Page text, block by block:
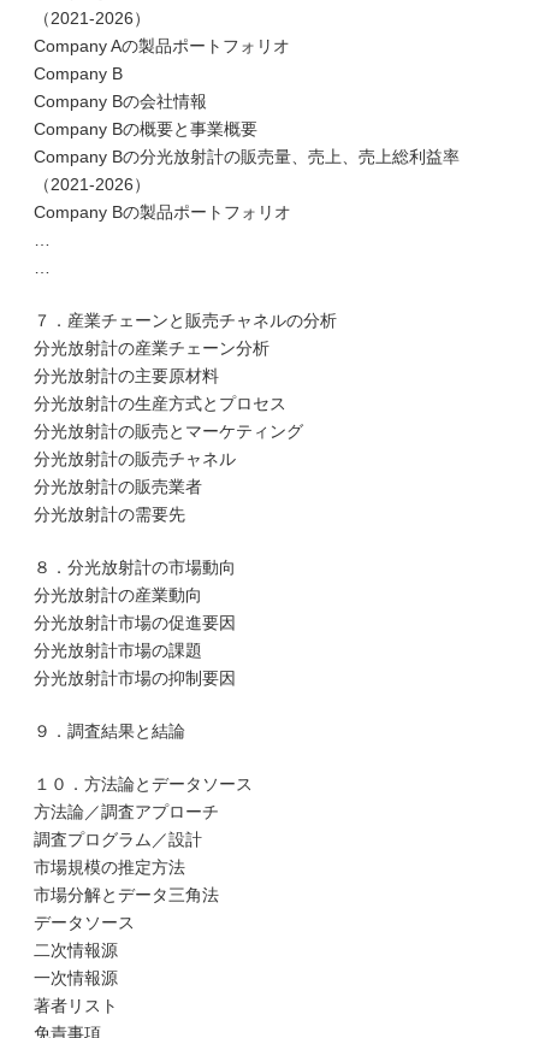
（2021-2026）
Company Aの製品ポートフォリオ
Company B
Company Bの会社情報
Company Bの概要と事業概要
Company Bの分光放射計の販売量、売上、売上総利益率
（2021-2026）
Company Bの製品ポートフォリオ
７．産業チェーンと販売チャネルの分析
分光放射計の産業チェーン分析
分光放射計の主要原材料
分光放射計の生産方式とプロセス
分光放射計の販売とマーケティング
分光放射計の販売チャネル
分光放射計の販売業者
分光放射計の需要先
８．分光放射計の市場動向
分光放射計の産業動向
分光放射計市場の促進要因
分光放射計市場の課題
分光放射計市場の抑制要因
９．調査結果と結論
１０．方法論とデータソース
方法論／調査アプローチ
調査プログラム／設計
市場規模の推定方法
市場分解とデータ三角法
データソース
二次情報源
一次情報源
著者リスト
免責事項